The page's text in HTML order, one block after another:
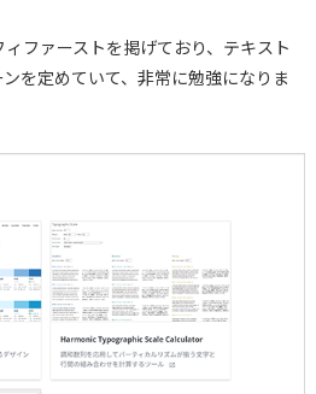
ファーストを掲げており、テキスト
を定めていて、非常に勉強になりま